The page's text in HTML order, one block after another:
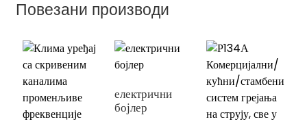
Повезани производи
електрични
бојлер